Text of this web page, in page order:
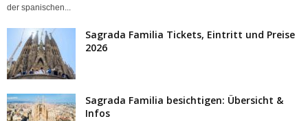
der spanischen...
Sagrada Familia Tickets, Eintritt und Preise
2026
Sagrada Familia besichtigen: Übersicht &
Infos